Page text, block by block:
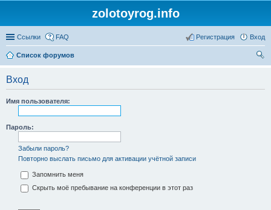
zolotoyrog.info
Ссылки FAQ Вход
Регистрация
Список форумов
Вход
Имя пользователя:
Пароль:
Забыли пароль?
Повторно выслать письмо для активации учётной записи
Запомнить меня
Скрыть моё пребывание на конференции в этот раз